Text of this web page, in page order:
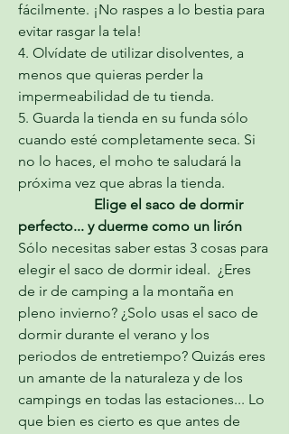
fácilmente. ¡No raspes a lo bestia para
evitar rasgar la tela!
4. Olvídate de utilizar disolventes, a
menos que quieras perder la
impermeabilidad de tu tienda.
5. Guarda la tienda en su funda sólo
cuando esté completamente seca. Si
no lo haces, el moho te saludará la
próxima vez que abras la tienda.
perfecto... y duerme como un lirón
Sólo necesitas saber estas 3 cosas para
elegir el saco de dormir ideal.  ¿Eres
de ir de camping a la montaña en
pleno invierno? ¿Solo usas el saco de
dormir durante el verano y los
periodos de entretiempo? Quizás eres
un amante de la naturaleza y de los
campings en todas las estaciones... Lo
que bien es cierto es que antes de